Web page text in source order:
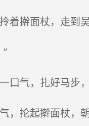
擀面杖，走到吴
口气，扎好马步
抡起擀面杖，